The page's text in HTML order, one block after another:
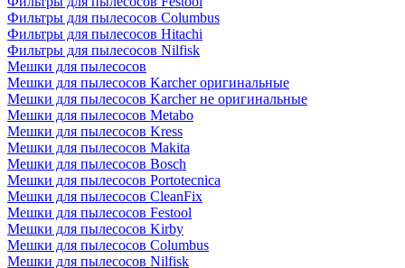
Фильтры для пылесосов Columbus
Фильтры для пылесосов Hitachi
Фильтры для пылесосов Nilfisk
Мешки для пылесосов
Мешки для пылесосов Karcher оригинальные
Мешки для пылесосов Karcher не оригинальные
Мешки для пылесосов Metabo
Мешки для пылесосов Kress
Мешки для пылесосов Makita
Мешки для пылесосов Bosch
Мешки для пылесосов Portotecnica
Мешки для пылесосов CleanFix
Мешки для пылесосов Festool
Мешки для пылесосов Kirby
Мешки для пылесосов Columbus
Мешки для пылесосов Nilfisk